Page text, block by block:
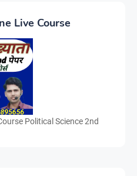
Live Course
Political Science 2nd